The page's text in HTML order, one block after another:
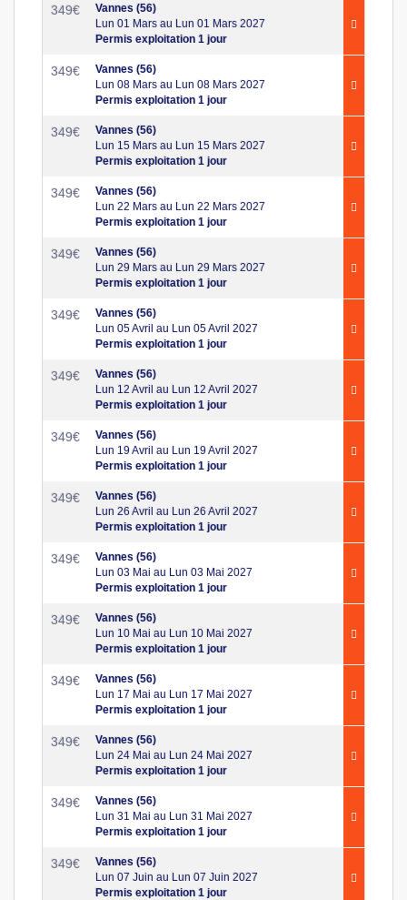
349€
Vannes (56)
Lun 01 Mars au Lun 01 Mars 2027
Permis exploitation 1 jour
349€
Vannes (56)
Lun 08 Mars au Lun 08 Mars 2027
Permis exploitation 1 jour
349€
Vannes (56)
Lun 15 Mars au Lun 15 Mars 2027
Permis exploitation 1 jour
349€
Vannes (56)
Lun 22 Mars au Lun 22 Mars 2027
Permis exploitation 1 jour
349€
Vannes (56)
Lun 29 Mars au Lun 29 Mars 2027
Permis exploitation 1 jour
349€
Vannes (56)
Lun 05 Avril au Lun 05 Avril 2027
Permis exploitation 1 jour
349€
Vannes (56)
Lun 12 Avril au Lun 12 Avril 2027
Permis exploitation 1 jour
349€
Vannes (56)
Lun 19 Avril au Lun 19 Avril 2027
Permis exploitation 1 jour
349€
Vannes (56)
Lun 26 Avril au Lun 26 Avril 2027
Permis exploitation 1 jour
349€
Vannes (56)
Lun 03 Mai au Lun 03 Mai 2027
Permis exploitation 1 jour
349€
Vannes (56)
Lun 10 Mai au Lun 10 Mai 2027
Permis exploitation 1 jour
349€
Vannes (56)
Lun 17 Mai au Lun 17 Mai 2027
Permis exploitation 1 jour
349€
Vannes (56)
Lun 24 Mai au Lun 24 Mai 2027
Permis exploitation 1 jour
349€
Vannes (56)
Lun 31 Mai au Lun 31 Mai 2027
Permis exploitation 1 jour
349€
Vannes (56)
Lun 07 Juin au Lun 07 Juin 2027
Permis exploitation 1 jour